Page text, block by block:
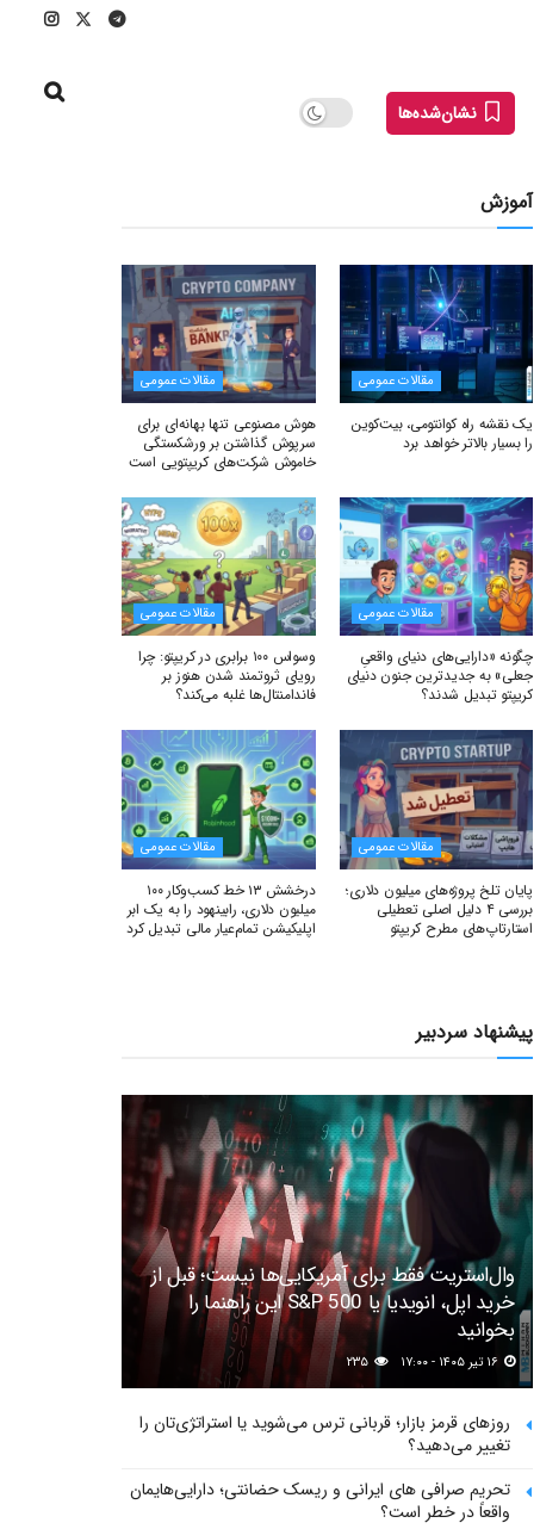
نشان‌شده‌ها
آموزش
مقالات عمومی
یک نقشه راه کوانتومی، بیت‌کوین
را بسیار بالاتر خواهد برد
مقالات عمومی
هوش مصنوعی تنها بهانه‌ای برای
سرپوش گذاشتن بر ورشکستگی
خاموش شرکت‌های کریپتویی است
مقالات عمومی
چگونه «دارایی‌های دنیای واقعیِ
جعلی» به جدیدترین جنون دنیای
کریپتو تبدیل شدند؟
مقالات عمومی
وسواس ۱۰۰ برابری در کریپتو: چرا
رویای ثروتمند شدن هنوز بر
فاندامنتال‌ها غلبه می‌کند؟
مقالات عمومی
پایان تلخ پروژه‌های میلیون دلاری؛
بررسی ۴ دلیل اصلی تعطیلی
استارتاپ‌های مطرح کریپتو
مقالات عمومی
درخشش ۱۳ خط کسب‌وکار ۱۰۰
میلیون دلاری، رابینهود را به یک ابر
اپلیکیشن تمام‌عیار مالی تبدیل کرد
پیشنهاد سردبیر
وال‌استریت فقط برای آمریکایی‌ها نیست؛ قبل از
خرید اپل، انویدیا یا S&P 500 این راهنما را
بخوانید
روزهای قرمز بازار؛ قربانی ترس می‌شوید یا استراتژی‌تان را
تغییر می‌دهید؟
تحریم صرافی های ایرانی و ریسک حضانتی؛ دارایی‌هایمان
واقعاً در خطر است؟